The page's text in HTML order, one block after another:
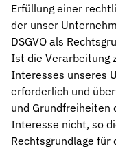
Erfüllung einer
der unser
DSGVO als
Ist die Verarbeitung
Interesses unseres
erforderlich und
und Grundfreiheiten
Interesse nicht, so
Rechtsgrundlage für